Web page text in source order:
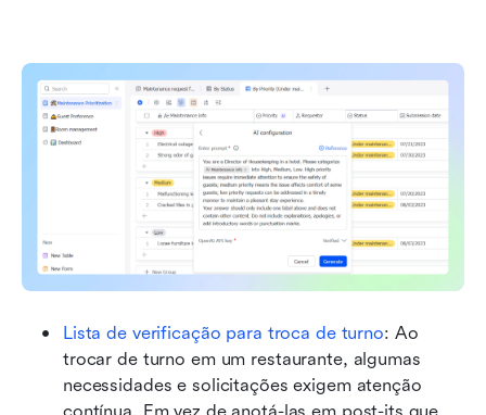
Lista de verificação para troca de turno: Ao
trocar de turno em um restaurante, algumas
necessidades e solicitações exigem atenção
contínua. Em vez de anotá-las em post-its que